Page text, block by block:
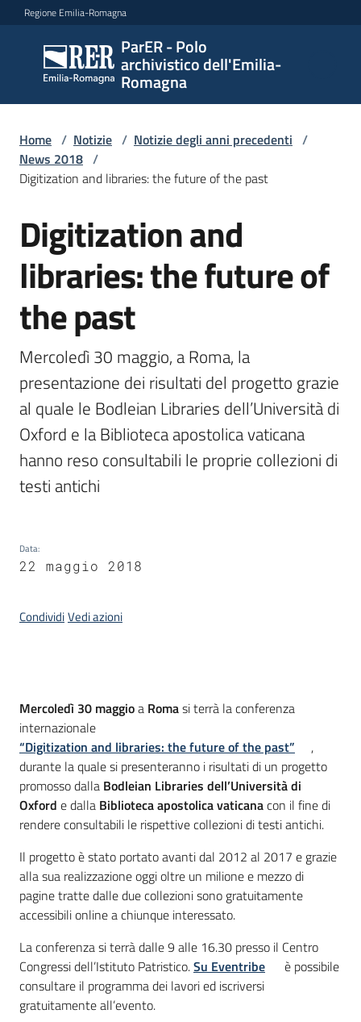
Vai al contenuto
Vai alla navigazione
Vai al footer
Regione Emilia-Romagna
ParER - Polo
archivistico dell'Emilia-
Romagna
ParER -
Polo
archivistico
Romagna
archivistico
Archivio
storico
Conservazione
Argomenti
Contatti
Seguici
Home / Notizie / Notizie degli anni precedenti /
News 2018 /
Digitization and libraries: the future of the past
Salta al contenuto
Digitization and
libraries: the future of
the past
Mercoledì 30 maggio, a Roma, la
presentazione dei risultati del progetto grazie
al quale le Bodleian Libraries dell’Università di
Oxford e la Biblioteca apostolica vaticana
hanno reso consultabili le proprie collezioni di
testi antichi
Data:
22 maggio 2018
CondividiVedi azioni
Introduzione
Mercoledì 30 maggioa Romasi terrà la conferenza
internazionale
“Digitization and libraries: the future of the past”
,
durante la quale si presenteranno i risultati di un progetto
promosso dalla Bodleian Libraries dell’Università di
Oxford e dalla Biblioteca apostolica vaticanacon il fine di
rendere consultabili le rispettive collezioni di testi antichi.
Il progetto è stato portato avanti dal 2012 al 2017 e grazie
alla sua realizzazione oggi oltre un milione e mezzo di
pagine tratte dalle due collezioni sono gratuitamente
accessibili online a chiunque interessato.
La conferenza si terrà dalle 9 alle 16.30 presso il Centro
Congressi dell’Istituto Patristico.Su Eventribe
è possibile
consultare il programma dei lavori ed iscriversi
gratuitamente all’evento.